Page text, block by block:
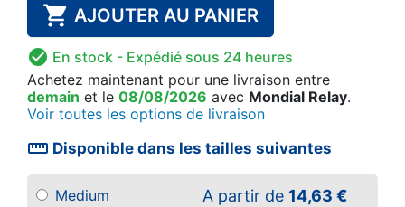
 AJOUTER AU PANIER
 En stock - Expédié sous 24 heures
Achetez maintenant pour une livraison entre
demain et le 08/08/2026 avec Mondial Relay.
Voir toutes les options de livraison
straighten Disponible dans les tailles suivantes
Medium A partir de 14,63 €